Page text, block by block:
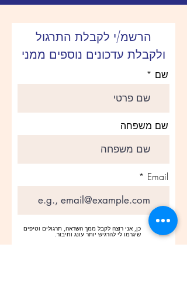
הרשמ/י לקבלת התרגול
ולקבלת עדכונים נוספים ממני
שם
שם משפחה
Email
כן, אני רוצה לקבל ממך השראה, תרגולים וטיפים
שיגרמו לי להרגיש יותר עונג וחיבור.